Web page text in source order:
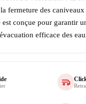
fermeture des caniveaux
est conçue pour garantir
efficace des